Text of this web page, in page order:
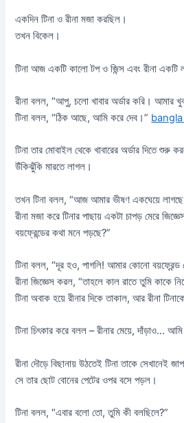
একদিন টিনা ও রীনা মজা করছিল।
তখন বিকেল।
টিনা আজ একটি কালো টপ ও জিন্স এবং রীনা একটি
রীনা বলল, “আপু, চলো খাবার অর্ডার করি। আমার
টিনা বলল, “ঠিক আছে, আমি করে দেব।”
টিনা তার মোবাইল থেকে খাবারের অর্ডার দিতে শুরু
উঁকিঝুঁকি মারতে লাগল।
তখন টিনা বলল, “আজ আমার ভীষণ একঘেয়ে
রীনা মজা করে টিনার পাছায় একটা চাপড় মেরে
বয়ফ্রেন্ডের কথা মনে পড়ছে?”
টিনা বলল, “দূর হও, পাগলি! আমার কোনো বয়ফ্রেন্ড
রীনা জিজ্ঞেস করল, “তাহলে কাল রাতে তুমি কাকে
টিনা অবাক হয়ে রীনার দিকে তাকাল, আর রীনা
টিনা চিৎকার করে বলল – রীনার মেয়ে, দাঁড়াও…
রীনা দৌড়ে বিছানায় উঠতেই টিনা তাকে সেখানেই
সে তার ছোট বোনের পেটের ওপর বসে পড়ল।
টিনা বলল, “এবার বলো তো, তুমি কী বলছিলে?”